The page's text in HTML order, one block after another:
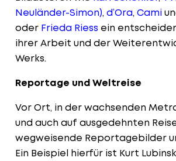
Neuländer-Simon), d’Ora, Cami
oder Frieda Riess ein
ihrer Arbeit und der
Werks.
Reportage und Weltreise
Vor Ort, in der wachsenden
und auch auf ausgedehnten
wegweisende Reportagebilder
Ein Beispiel hierfür ist Kurt